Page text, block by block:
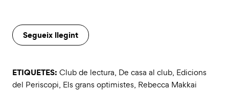
Segueix llegint
ETIQUETES: Club de lectura, De casa al club, Edicions
del Periscopi, Els grans optimistes, Rebecca Makkai